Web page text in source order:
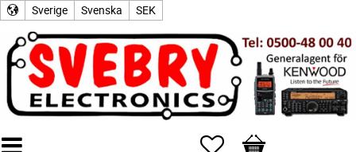
Sverige Svenska SEK
Favoriter
Kundvagn